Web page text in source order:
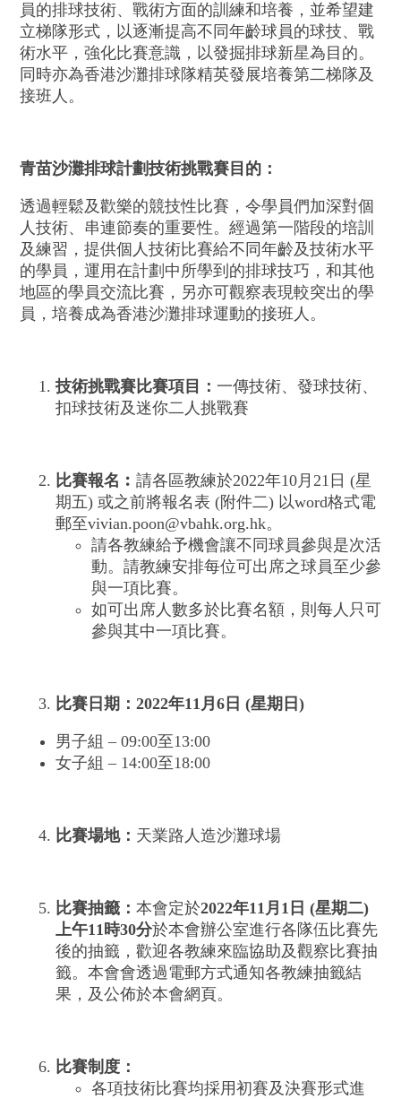
員的排球技術、戰術方面的訓練和培養，並希望建
立梯隊形式，以逐漸提高不同年齡球員的球技、戰
術水平，強化比賽意識，以發掘排球新星為目的。
同時亦為香港沙灘排球隊精英發展培養第二梯隊及
接班人。
青苗沙灘排球計劃技術挑戰賽目的：
透過輕鬆及歡樂的競技性比賽，令學員們加深對個
人技術、串連節奏的重要性。經過第一階段的培訓
及練習，提供個人技術比賽給不同年齡及技術水平
的學員，運用在計劃中所學到的排球技巧，和其他
地區的學員交流比賽，另亦可觀察表現較突出的學
員，培養成為香港沙灘排球運動的接班人。
技術挑戰賽比賽項目： 一傳技術、發球技術、
扣球技術及迷你二人挑戰賽
比賽報名︰ 請各區教練於2022年10月21日 (星
期五) 或之前將報名表 (附件二) 以word格式電
郵至vivian.poon@vbahk.org.hk。
請各教練給予機會讓不同球員參與是次活
動。請教練安排每位可出席之球員至少參
與一項比賽。
如可出席人數多於比賽名額，則每人只可
參與其中一項比賽。
比賽日期： 2022年11月 6 日 (星期日 )
男子組 – 09:00至13:00
女子組 – 14:00至18:00
比賽場地： 天業路人造沙灘球場
比賽抽籤： 本會定於2022年11月1日 (星期二)
上午11時30分於本會辦公室進行各隊伍比賽先
後的抽籤，歡迎各教練來臨協助及觀察比賽抽
籤。本會會透過電郵方式通知各教練抽籤結
果，及公佈於本會網頁。
比賽制度：
各項技術比賽均採用初賽及決賽形式進